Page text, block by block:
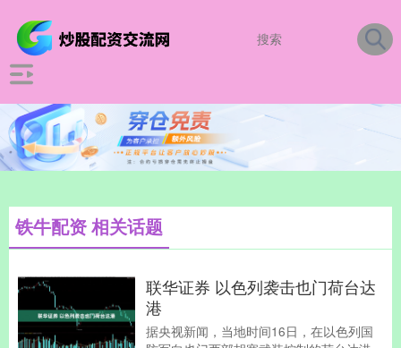
铁牛配资 相关话题
联华证券 以色列袭击也门荷台达
港
据央视新闻，当地时间16日，在以色列国